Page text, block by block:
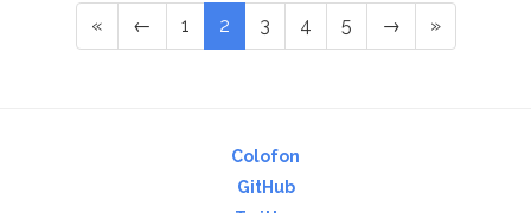
« ← 1 2 3 4 5 → »
Colofon
GitHub